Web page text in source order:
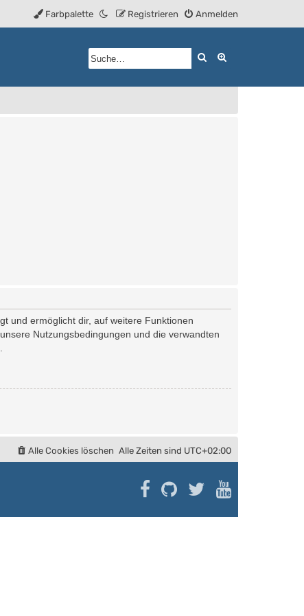
Anmelden
Registrieren
Farbpalette
Suche
und ermöglicht dir, auf weitere Funktionen
Nutzungsbedingungen und die verwandten
Alle Zeiten sind UTC+02:00
Alle Cookies löschen